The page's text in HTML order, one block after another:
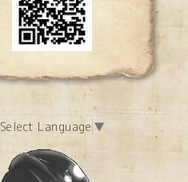
Select Language ▼